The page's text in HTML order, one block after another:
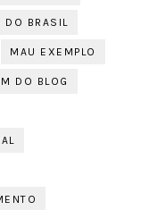
DO BRASIL
MAU EXEMPLO
DO BLOG